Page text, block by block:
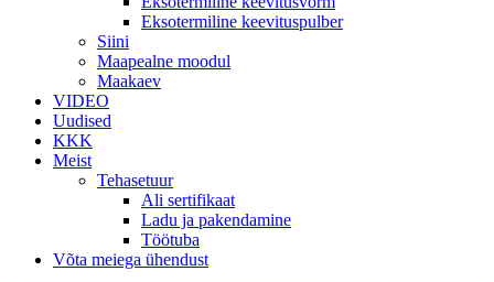
Eksotermiline keevituspulber
Siini
Maapealne moodul
Maakaev
VIDEO
Uudised
KKK
Meist
Tehasetuur
Ali sertifikaat
Ladu ja pakendamine
Töötuba
Võta meiega ühendust